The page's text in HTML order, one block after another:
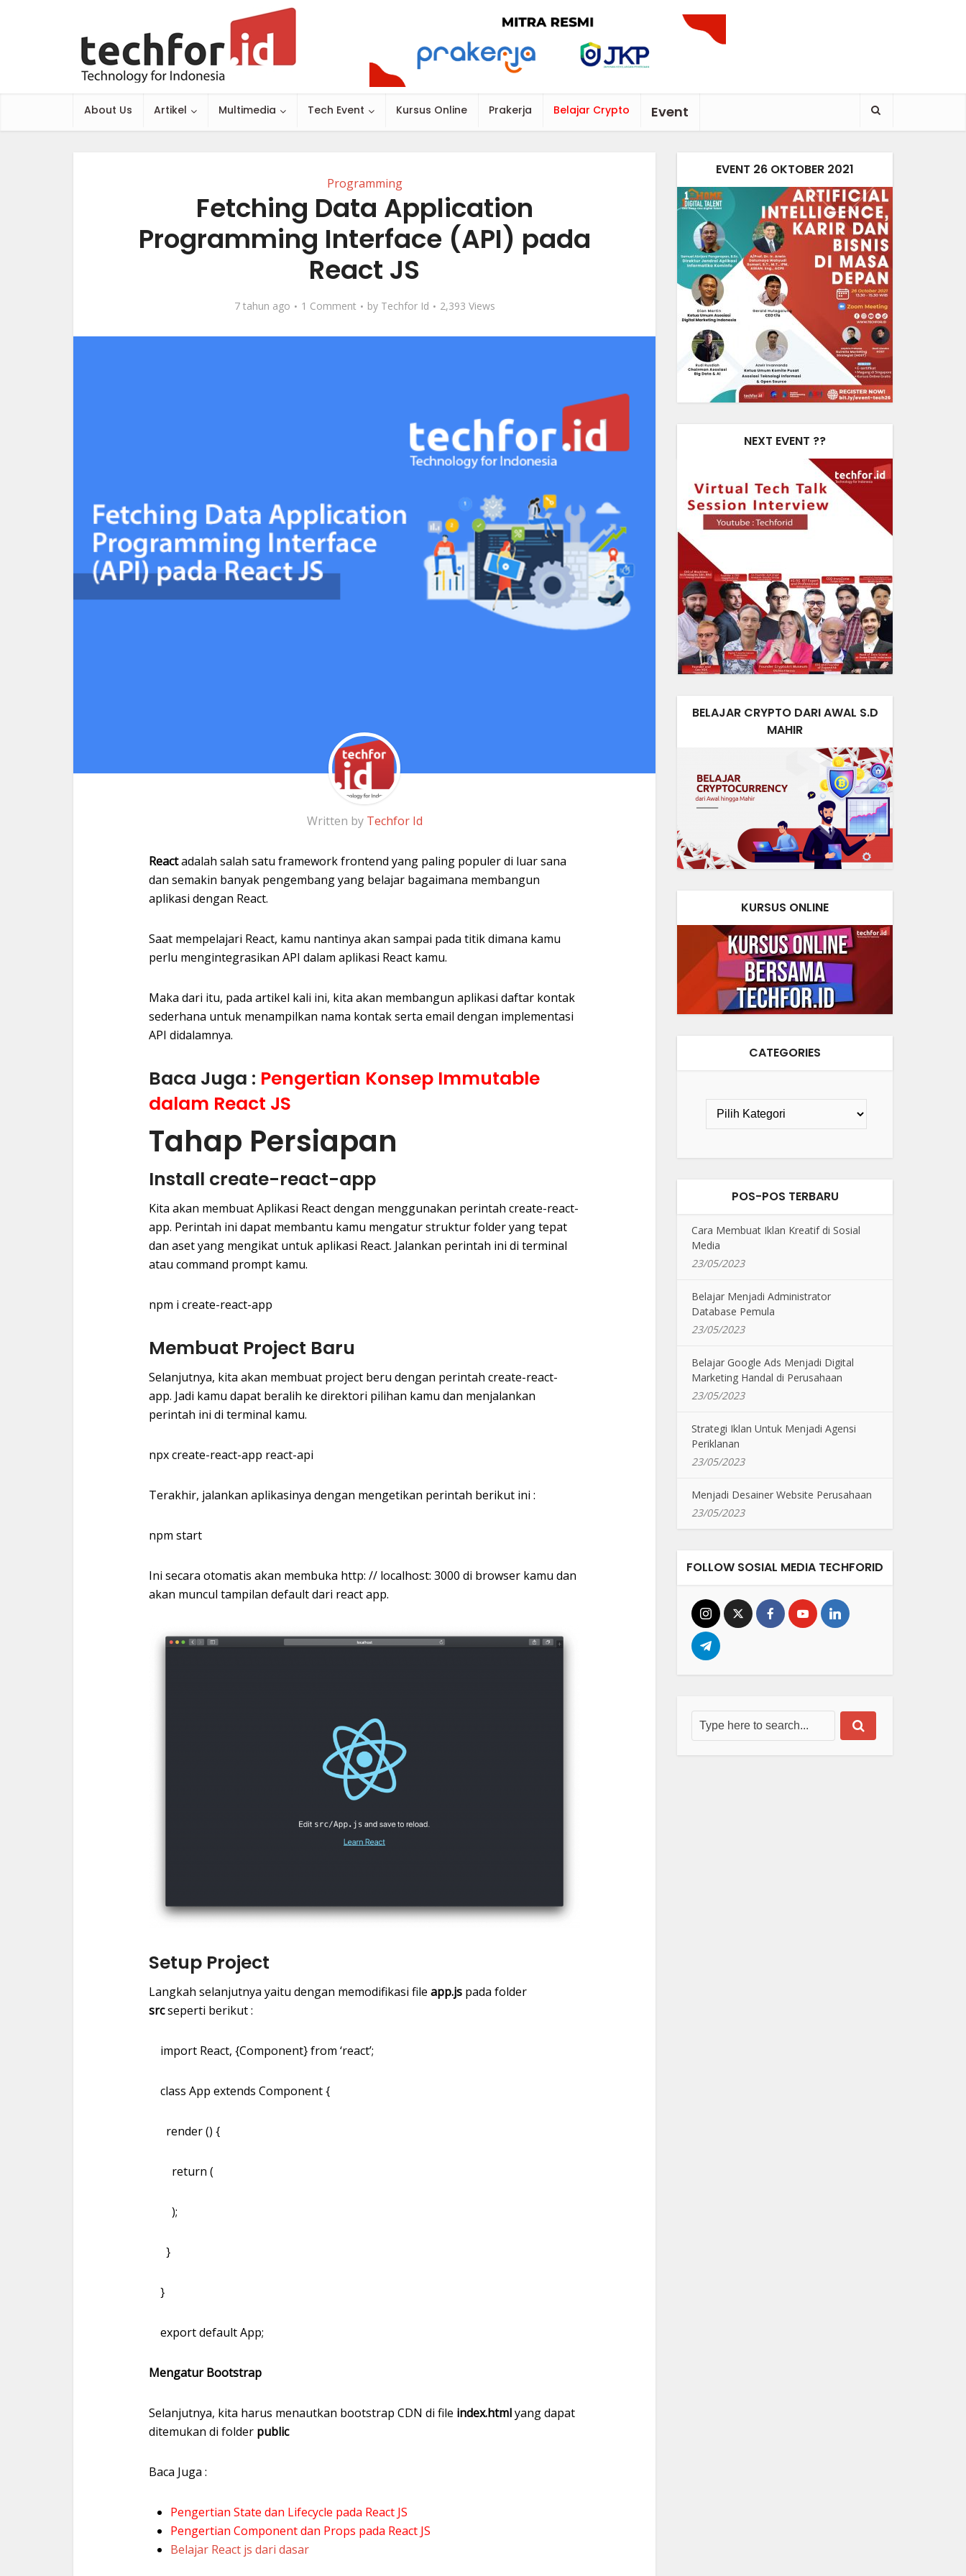
About Us Artikel Multimedia Tech Event Kursus Online Prakerja Belajar Crypto Event
Programming
Fetching Data Application
Programming Interface (API) pada
React JS
7 tahun ago 1 Comment by Techfor Id 2,393 Views
Written by Techfor Id
Reactadalah salah satu framework frontend yang paling populer di luar sana
dan semakin banyak pengembang yang belajar bagaimana membangun
aplikasi dengan React.
Saat mempelajari React, kamu nantinya akan sampai pada titik dimana kamu
perlu mengintegrasikan API dalam aplikasi React kamu.
Maka dari itu, pada artikel kali ini, kita akan membangun aplikasi daftar kontak
sederhana untuk menampilkan nama kontak serta email dengan implementasi
API didalamnya.
Baca Juga : Pengertian Konsep Immutable
dalam React JS
Tahap Persiapan
Install create-react-app
Kita akan membuat Aplikasi React dengan menggunakan perintah create-react-
app. Perintah ini dapat membantu kamu mengatur struktur folder yang tepat
dan aset yang mengikat untuk aplikasi React. Jalankan perintah ini di terminal
atau command prompt kamu.
npm i create-react-app
Membuat Project Baru
Selanjutnya, kita akan membuat project beru dengan perintah create-react-
app. Jadi kamu dapat beralih ke direktori pilihan kamu dan menjalankan
perintah ini di terminal kamu.
npx create-react-app react-api
Terakhir, jalankan aplikasinya dengan mengetikan perintah berikut ini :
npm start
Ini secara otomatis akan membuka http: // localhost: 3000 di browser kamu dan
akan muncul tampilan default dari react app.
Setup Project
Langkah selanjutnya yaitu dengan memodifikasi file app.js pada folder
srcseperti berikut :
import React, {Component} from ‘react’;
class App extends Component {
render () {
return (
);
}
}
export default App;
Mengatur Bootstrap
Selanjutnya, kita harus menautkan bootstrap CDN di file index.htmlyang dapat
ditemukan di folder public
Baca Juga :
Pengertian State dan Lifecycle pada React JS
Pengertian Component dan Props pada React JS
Belajar React js dari dasar
EVENT 26 OKTOBER 2021
NEXT EVENT ??
BELAJAR CRYPTO DARI AWAL S.D
MAHIR
KURSUS ONLINE
CATEGORIES
POS-POS TERBARU
Cara Membuat Iklan Kreatif di Sosial
Media
23/05/2023
Belajar Menjadi Administrator
Database Pemula
23/05/2023
Belajar Google Ads Menjadi Digital
Marketing Handal di Perusahaan
23/05/2023
Strategi Iklan Untuk Menjadi Agensi
Periklanan
23/05/2023
Menjadi Desainer Website Perusahaan
23/05/2023
FOLLOW SOSIAL MEDIA TECHFORID